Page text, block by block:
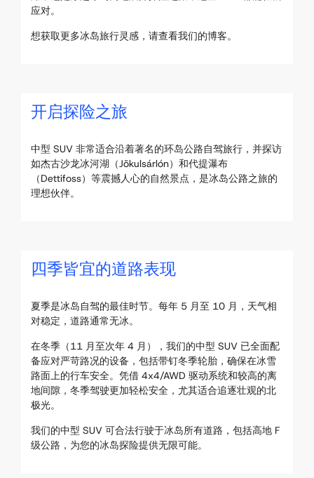
应对。
想获取更多冰岛旅行灵感，请查看我们的博客。
开启探险之旅
中型 SUV 非常适合沿着著名的环岛公路自驾旅行，并探访
如杰古沙龙冰河湖（Jökulsárlón）和代提瀑布
（Dettifoss）等震撼人心的自然景点，是冰岛公路之旅的
理想伙伴。
四季皆宜的道路表现
夏季是冰岛自驾的最佳时节。每年 5 月至 10 月，天气相
对稳定，道路通常无冰。
在冬季（11 月至次年 4 月），我们的中型 SUV 已全面配
备应对严苛路况的设备，包括带钉冬季轮胎，确保在冰雪
路面上的行车安全。凭借 4x4/AWD 驱动系统和较高的离
地间隙，冬季驾驶更加轻松安全，尤其适合追逐壮观的北
极光。
我们的中型 SUV 可合法行驶于冰岛所有道路，包括高地 F
级公路，为您的冰岛探险提供无限可能。